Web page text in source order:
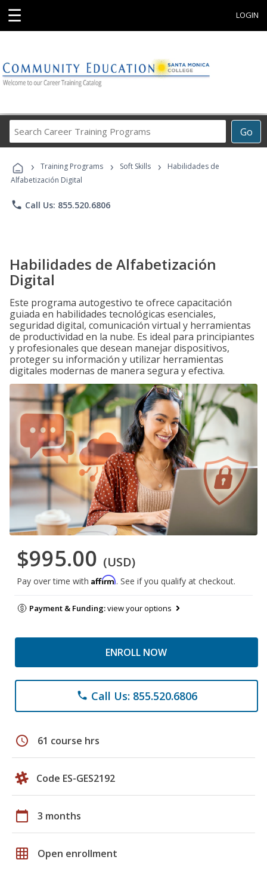
☰ LOGIN
Go
Career
Programs
› Training Programs › Soft Skills ›
Habilidades de
Alfabetización Digital
phone Call Us: 855.520.6806
Habilidades de Alfabetización
Digital
Este programa autogestivo te ofrece capacitación
guiada en habilidades tecnológicas esenciales,
seguridad digital, comunicación virtual y herramientas
de productividad en la nube. Es ideal para principiantes
y profesionales que desean manejar dispositivos,
proteger su información y utilizar herramientas
digitales modernas de manera segura y efectiva.
$995.00 (USD)
Pay over time with Affirm. See if you qualify at checkout.
Payment & Funding:view your options
ENROLL NOW
phone Call Us: 855.520.6806
schedule 61 course hrs
Code ES-GES2192
calendar_today 3 months
grid_on Open enrollment